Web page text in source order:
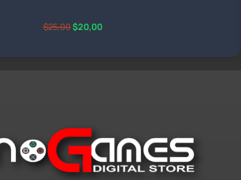
$25,00$20,00